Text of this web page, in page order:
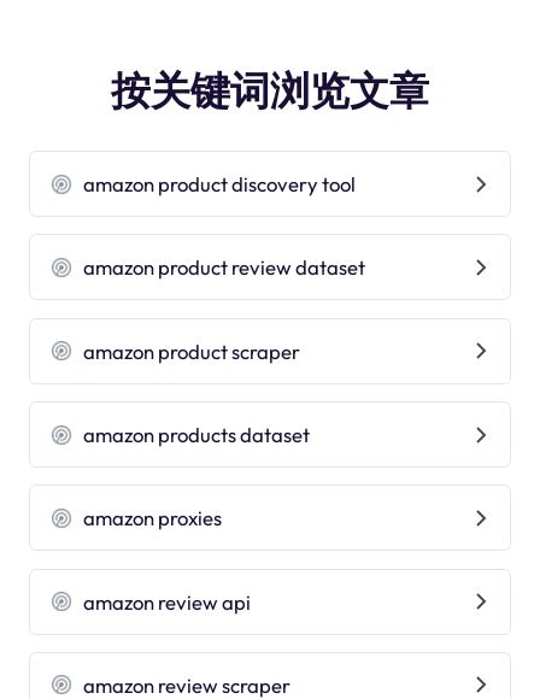
按关键词浏览文章
amazon product discovery tool
amazon product review dataset
amazon product scraper
amazon products dataset
amazon proxies
amazon review api
amazon review scraper